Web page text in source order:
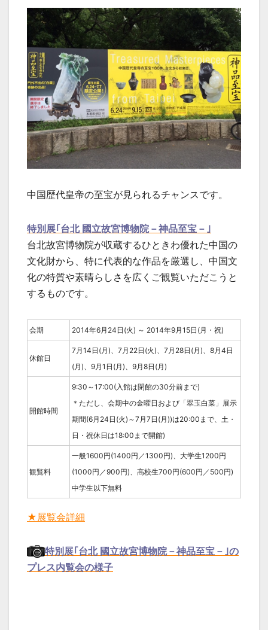
中国歴代皇帝の至宝が見られるチャンスです。
特別展｢台北 國立故宮博物院－神品至宝－｣
台北故宮博物院が収蔵するひときわ優れた中国の
文化財から、特に代表的な作品を厳選し、中国文
化の特質や素晴らしさを広くご観覧いただこうと
するものです。
会期 2014年6月24日(火) ～ 2014年9月15日(月・祝)
休館日
7月14日(月)、7月22日(火)、7月28日(月)、8月4日
(月)、9月1日(月)、9月8日(月)
開館時間
9:30～17:00(入館は閉館の30分前まで)
＊ただし、会期中の金曜日および「翠玉白菜」展示
期間(6月24日(火)～7月7日(月))は20:00まで、土・
日・祝休日は18:00まで開館)
観覧料
一般1600円(1400円／1300円)、大学生1200円
(1000円／900円)、高校生700円(600円／500円)
中学生以下無料
★展覧会詳細
特別展｢台北 國立故宮博物院－神品至宝－｣の
プレス内覧会の様子